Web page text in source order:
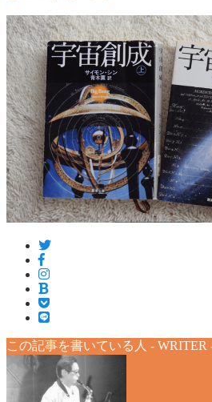
この記事を書いている人 - WRITER